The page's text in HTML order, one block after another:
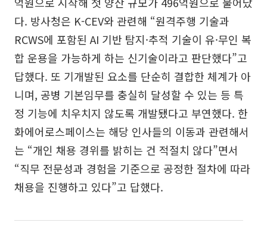
다. 방사청은 K-CEV와 관련해 “원격주행 기술과
RCWS에 포함된 AI 기반 탐지·추적 기술이 유·무인 복
합 운용을 가능하게 하는 신기술이라고 판단했다”고
답했다. 또 기개발된 요소를 단순히 결합한 체계가 아
니며, 공병 기본임무를 충실히 달성할 수 있는 등 특
정 기능에 치우치지 않도록 개발됐다고 부연했다. 한
화에어로스페이스는 해당 인사들의 이동과 관련해서
는 “개인 채용 경위를 밝히는 건 적절치 않다”면서
“직무 전문성과 경험을 기준으로 공정한 절차에 따라
채용을 진행하고 있다”고 답했다.